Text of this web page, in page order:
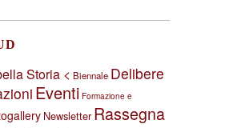
Storia < Biennale Delibere
Eventi Formazione e
Newsletter Rassegna